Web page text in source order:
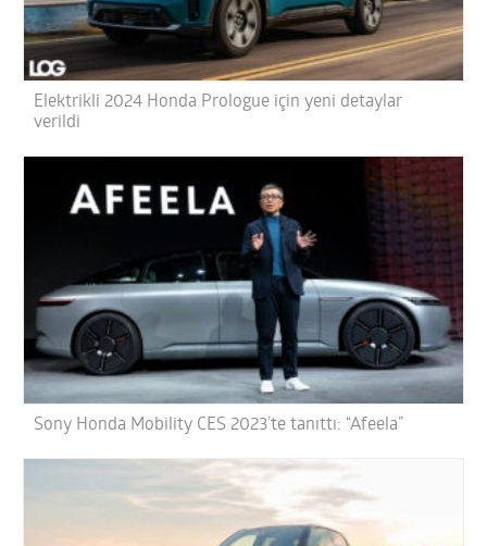
Elektrikli 2024 Honda Prologue için yeni detaylar
verildi
Sony Honda Mobility CES 2023’te tanıttı: “Afeela”